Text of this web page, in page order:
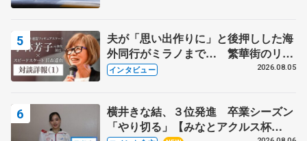
夫が「思い出作りに」と後押しした海
外同行がミラノまで… 繁華街のリン
クでは不良のお兄さんも味方に 小林
インタビュー 2026.08.05
横井きな結、３位発進 卒業シーズン
「やり切る」【みなとアクルス杯